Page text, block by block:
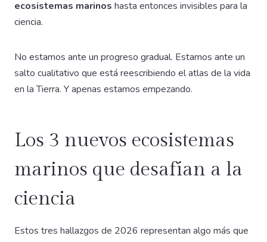
ecosistemas marinos hasta entonces invisibles para la
ciencia.
No estamos ante un progreso gradual. Estamos ante un
salto cualitativo que está reescribiendo el atlas de la vida
en la Tierra. Y apenas estamos empezando.
Los 3 nuevos ecosistemas
marinos que desafían a la
ciencia
Estos tres hallazgos de 2026 representan algo más que